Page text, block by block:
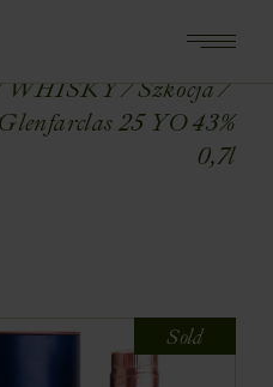
WHISKY
Szkocja
25 YO 43%
0,7l
Sold